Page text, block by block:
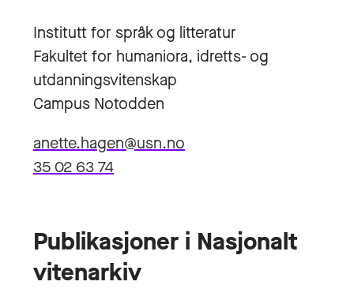
Institutt for språk og litteratur
Fakultet for humaniora, idretts- og
utdanningsvitenskap
Campus Notodden
anette.hagen@usn.no
35 02 63 74
Publikasjoner i Nasjonalt
vitenarkiv